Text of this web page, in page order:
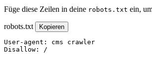
Füge diese Zeilen in deine robots.txt ein,
robots.txt Kopieren
User-agent: cms crawler
Disallow: /